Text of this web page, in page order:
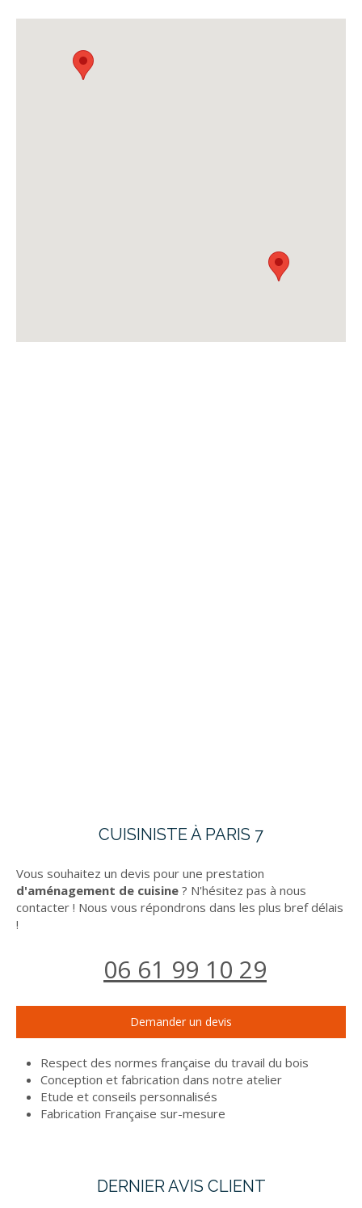
CUISINISTE À PARIS 7
Vous souhaitez un devis pour une prestation
d'aménagement de cuisine ? N'hésitez pas à nous
contacter ! Nous vous répondrons dans les plus bref délais
!
06 61 99 10 29
Demander un devis
Respect des normes française du travail du bois
Conception et fabrication dans notre atelier
Etude et conseils personnalisés
Fabrication Française sur-mesure
DERNIER AVIS CLIENT